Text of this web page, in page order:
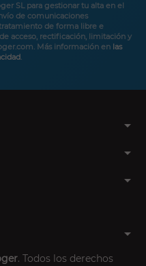
SL para gestionar tu alta en el
de comunicaciones
de forma libre e
acceso, rectificación, limitación y
Más información en las
.
arrow_drop_down
arrow_drop_down
arrow_drop_down
arrow_drop_down
. Todos los derechos